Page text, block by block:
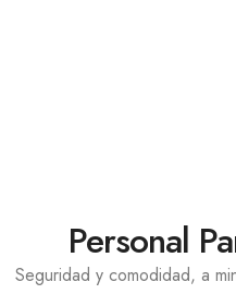
Personal
Seguridad y comodidad, a